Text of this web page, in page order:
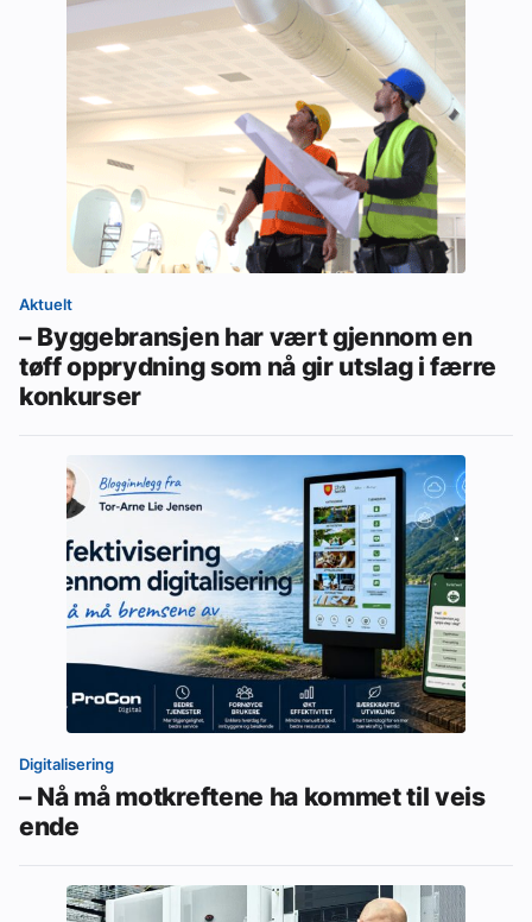
Aktuelt
– Byggebransjen har vært gjennom en
tøff opprydning som nå gir utslag i færre
konkurser
Digitalisering
– Nå må motkreftene ha kommet til veis
ende